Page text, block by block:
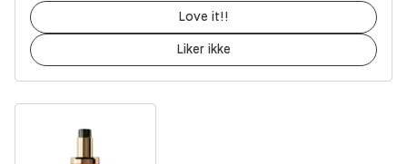
Hjem
Beauty Kits
Love it!!
Liker ikke